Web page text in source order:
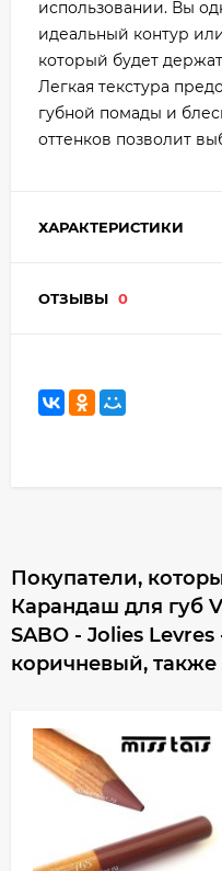
использовании. Вы
идеальный контур
который будет
Легкая текстура
губной помады и
оттенков позволит
ХАРАКТЕРИСТИКИ
ОТЗЫВЫ 0
Покупатели,
Карандаш для губ
SABO - Jolies Levres
коричневый, также